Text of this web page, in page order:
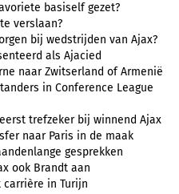
basiself gezet?
verslaan?
bij wedstrijden van Ajax?
als Ajacied
naar Zwitserland of Armenië
in Conference League
trefzeker bij winnend Ajax
naar Paris in de maak
gesprekken
ook Brandt aan
carrière in Turijn